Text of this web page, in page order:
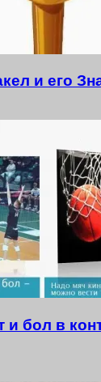
и его
и бол в